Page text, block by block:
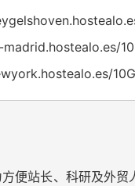
方便站长、科研及外